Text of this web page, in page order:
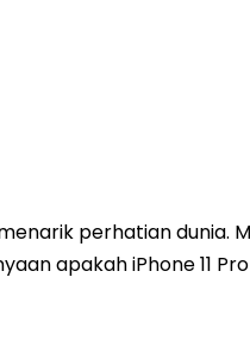
perhatian
apakah iPhone 11